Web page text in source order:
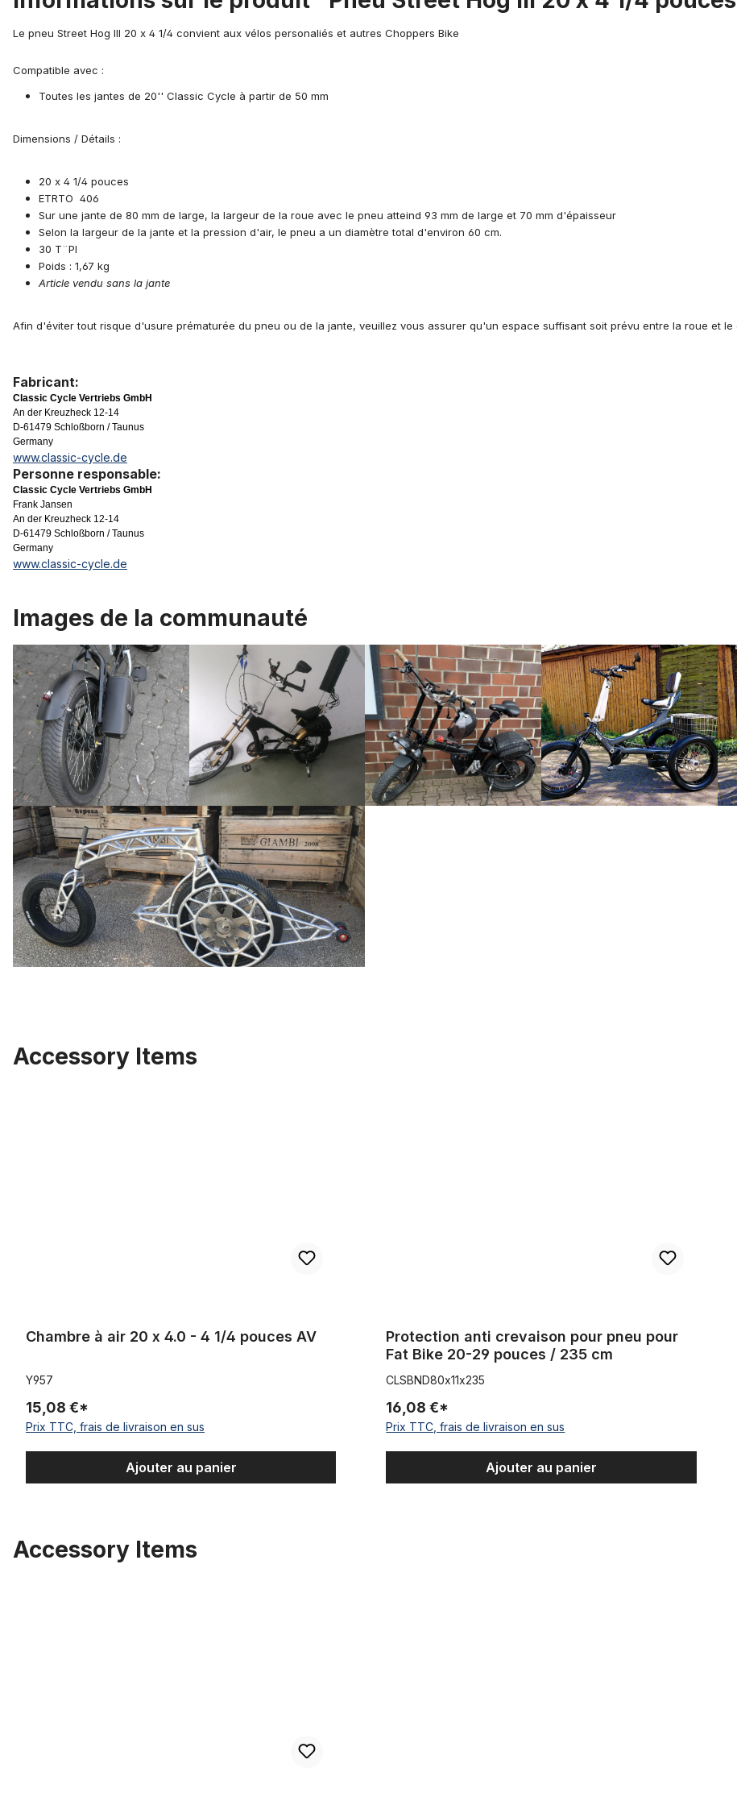
Le pneu Street Hog III 20 x 4 1/4 convient aux vélos personaliés et autres Choppers Bike
Compatible avec :
Toutes les jantes de 20'' Classic Cycle à partir de 50 mm
Dimensions / Détails :
20 x 4 1/4 pouces
ETRTO 406
Sur une jante de 80 mm de large, la largeur de la roue avec le pneu atteind 93 mm de large et 70 mm d'épaisseur
Selon la largeur de la jante et la pression d'air, le pneu a un diamètre total d'environ 60 cm.
30 T¨PI
Poids : 1,67 kg
Article vendu sans la jante
Afin d'éviter tout risque d'usure prématurée du pneu ou de la jante, veuillez vous assurer qu'un espace suffisant soit prévu entre la roue et
Fabricant:
Classic Cycle Vertriebs GmbH
An der Kreuzheck 12-14
D-61479 Schloßborn / Taunus
Germany
www.classic-cycle.de
Personne responsable:
Classic Cycle Vertriebs GmbH
Frank Jansen
An der Kreuzheck 12-14
D-61479 Schloßborn / Taunus
Germany
www.classic-cycle.de
Images de la communauté
Accessory Items
Chambre à air 20 x 4.0 - 4 1/4 pouces AV
Y957
15,08 €*
Prix TTC, frais de livraison en sus
Ajouter au panier
Protection anti crevaison pour pneu pour
Fat Bike 20-29 pouces / 235 cm
CLSBND80x11x235
16,08 €*
Prix TTC, frais de livraison en sus
Ajouter au panier
Accessory Items